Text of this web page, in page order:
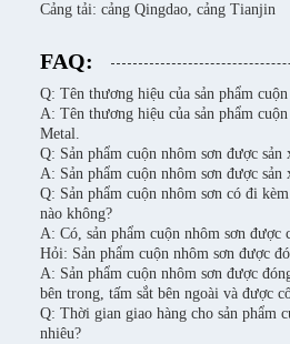
Cảng tải: cảng Qingdao, cảng Tianjin
FAQ:
Q: Tên thương hiệu của sản phẩm
A: Tên thương hiệu của sản phẩm
Metal.
Q: Sản phẩm cuộn nhôm sơn được sản
A: Sản phẩm cuộn nhôm sơn được sản
Q: Sản phẩm cuộn nhôm sơn có đi
nào không?
A: Có, sản phẩm cuộn nhôm sơn được
Hỏi: Sản phẩm cuộn nhôm sơn được
A: Sản phẩm cuộn nhôm sơn được
bên trong, tấm sắt bên ngoài và được
Q: Thời gian giao hàng cho sản phẩm
nhiêu?